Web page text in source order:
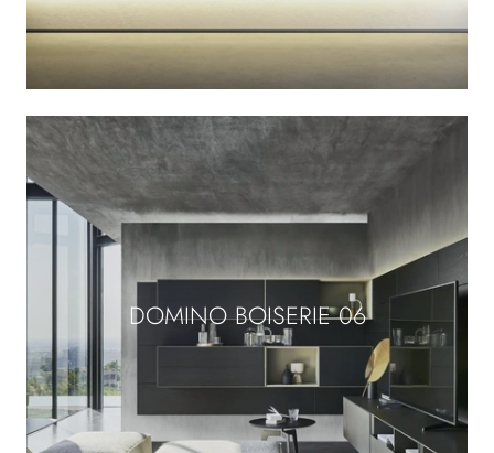
DOMINO BOISERIE 06